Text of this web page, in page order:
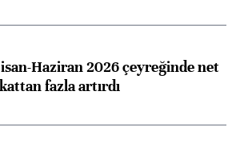
Haziran 2026 çeyreğinde net
fazla artırdı